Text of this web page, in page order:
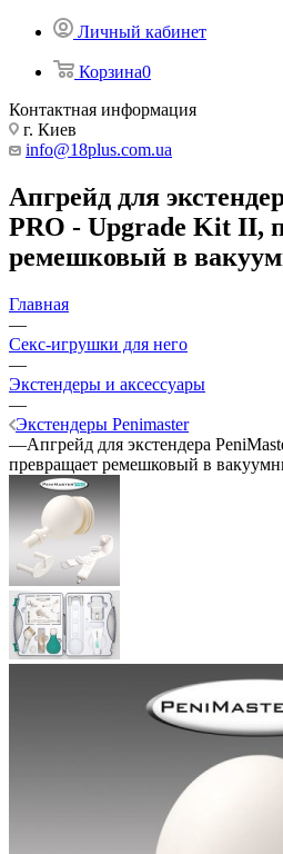
Личный кабинет
Корзина0
Контактная информация
г. Киев
info@18plus.com.ua
Апгрейд для
PRO - Upgrade Kit II,
ремешковый в
Главная
—
Секс-игрушки для него
—
Экстендеры и аксессуары
—
Экстендеры Penimaster
—Апгрейд для экстендера
превращает ремешковый в